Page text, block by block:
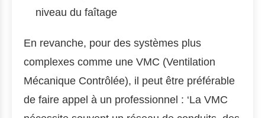
niveau du faîtage
En revanche, pour des systèmes plus
complexes comme une VMC (Ventilation
Mécanique Contrôlée), il peut être préférable
de faire appel à un professionnel : ‘La VMC